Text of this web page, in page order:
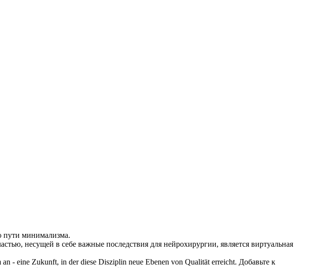
пути минимализма.
несущей в себе важные последствия для нейрохирургии, является виртуальная
an - eine Zukunft, in der diese Disziplin neue Ebenen von Qualität erreicht. Добавьте к